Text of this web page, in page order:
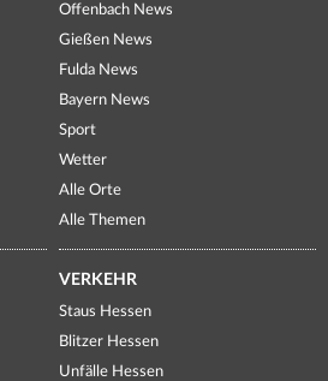
Offenbach News
Gießen News
Fulda News
Bayern News
Sport
Wetter
Alle Orte
Alle Themen
VERKEHR
Staus Hessen
Blitzer Hessen
Unfälle Hessen